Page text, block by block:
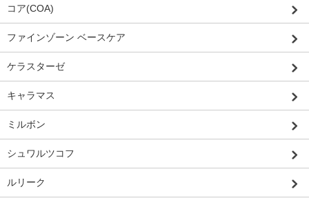
コア(COA)
ファインゾーン ベースケア
ケラスターゼ
キャラマス
ミルボン
シュワルツコフ
ルリーク